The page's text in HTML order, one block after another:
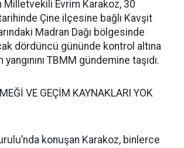
Milletvekili Evrim Karakoz, 30
Çine ilçesine bağlı Kavşit
Madran Dağı bölgesinde
dördüncü gününde kontrol altına
yangınını TBMM gündemine taşıdı.
VE GEÇİM KAYNAKLARI YOK
konuşan Karakoz, binlerce